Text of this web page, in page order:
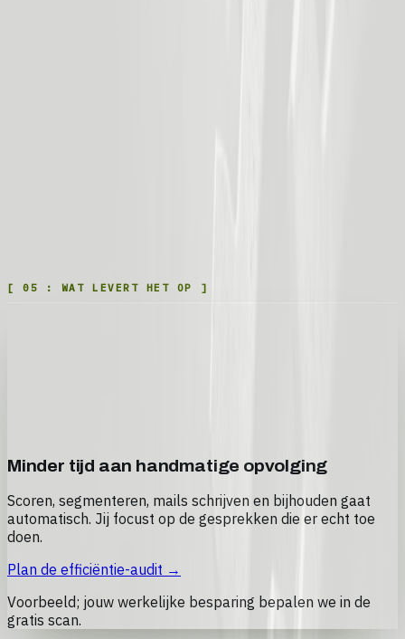
[05 : WAT LEVERT HET OP ]
SNELLERE OPVOLGING
Minder tijd aan handmatige opvolging
Scoren, segmenteren, mails schrijven en bijhouden gaat
automatisch. Jij focust op de gesprekken die er echt toe
doen.
Plan de efficiëntie-audit →
Voorbeeld; jouw werkelijke besparing bepalen we in de
gratis scan.